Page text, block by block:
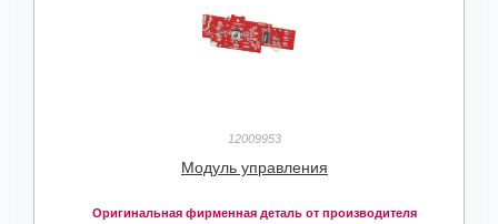
12009953
Модуль управления
Оригинальная фирменная деталь от производителя